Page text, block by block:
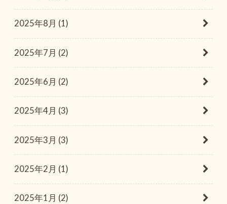
2025年8月 (1)
2025年7月 (2)
2025年6月 (2)
2025年4月 (3)
2025年3月 (3)
2025年2月 (1)
2025年1月 (2)